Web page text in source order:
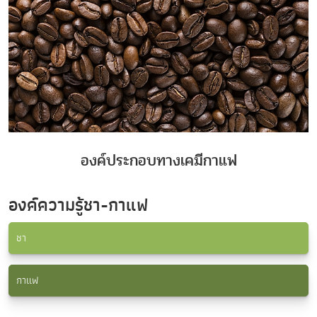
องค์ประกอบทางเคมีกาแฟ
องค์ความรู้ชา-กาแฟ
ชา
กาแฟ